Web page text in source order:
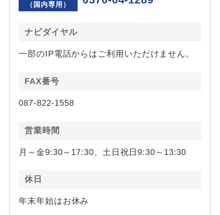
（国内専用）
ナビダイヤル
一部のIP電話からはご利用いただけません。
FAX番号
087-822-1558
営業時間
月～金9:30～17:30、土日祝日9:30～13:30
休日
年末年始はお休み